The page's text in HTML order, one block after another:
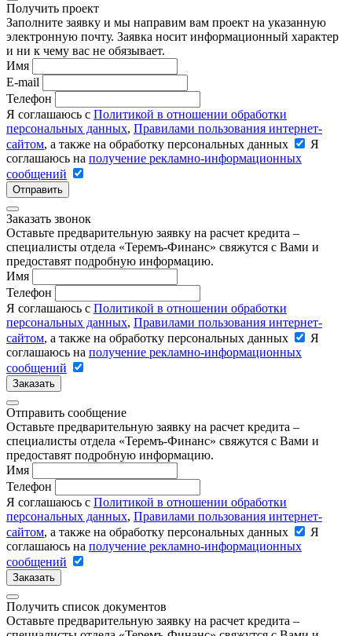
Получить проект
Заполните заявку и мы направим вам проект на указанную
электронную почту. Заявка носит информационный характер
и ни к чему вас не обязывает.
Имя
E-mail
Телефон
Я соглашаюсь с Политикой в отношении обработки
персональных данных, Правилами пользования интернет-
сайтом, а также на обработку персональных данных
Я
соглашаюсь на получение рекламно-информационных
сообщений
Отправить
Заказать звонок
Оставьте предварительную заявку на расчет кредита –
специалисты отдела «Теремъ-Финанс» свяжутся с Вами и
предоставят подробную информацию.
Имя
Телефон
Я соглашаюсь с Политикой в отношении обработки
персональных данных, Правилами пользования интернет-
сайтом, а также на обработку персональных данных
Я
соглашаюсь на получение рекламно-информационных
сообщений
Заказать
Отправить сообщение
Оставьте предварительную заявку на расчет кредита –
специалисты отдела «Теремъ-Финанс» свяжутся с Вами и
предоставят подробную информацию.
Имя
Телефон
Я соглашаюсь с Политикой в отношении обработки
персональных данных, Правилами пользования интернет-
сайтом, а также на обработку персональных данных
Я
соглашаюсь на получение рекламно-информационных
сообщений
Заказать
Получить список документов
Оставьте предварительную заявку на расчет кредита –